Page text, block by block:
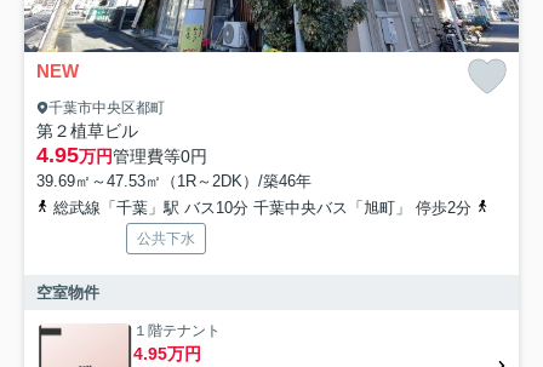
NEW
千葉市中央区都町
第２植草ビル
4.95万円管理費等0円
39.69㎡～47.53㎡（1R～2DK）/築46年
総武線「千葉」駅 バス10分 千葉中央バス「旭町」 停歩2分
公共下水
空室物件
１階テナント
4.95万円